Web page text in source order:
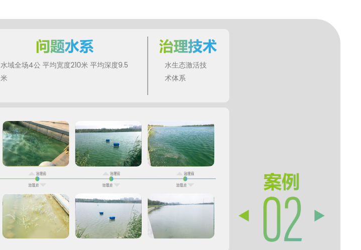
水域全场4公 平均宽度210米 平均深度9.5
米
水生态激活技
术体系